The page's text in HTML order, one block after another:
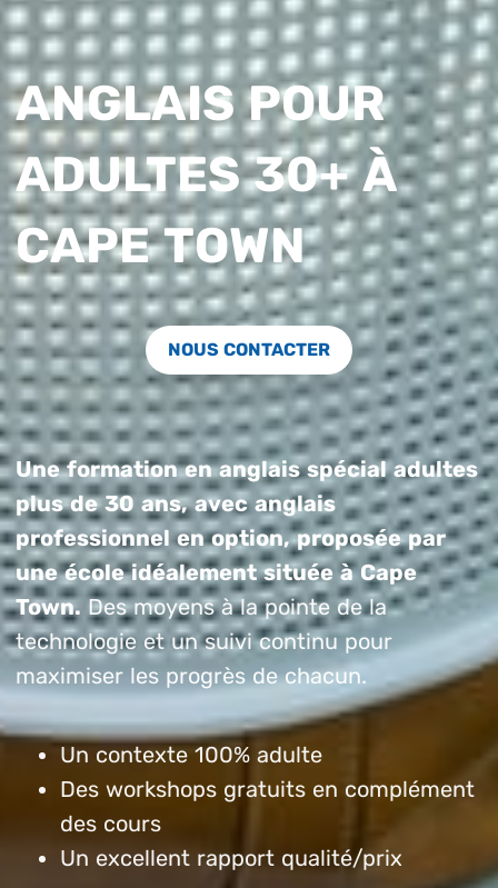
ANGLAIS POUR
ADULTES 30+ À
CAPE TOWN
NOUS CONTACTER
Une formation en anglais spécial adultes
plus de 30 ans, avec anglais
professionnel en option, proposée par
une école idéalement située à Cape
Town. Des moyens à la pointe de la
technologie et un suivi continu pour
maximiser les progrès de chacun.
Un contexte 100% adulte
Des workshops gratuits en complément
des cours
Un excellent rapport qualité/prix